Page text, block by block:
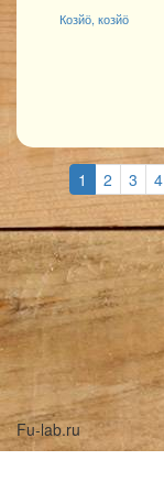
Козйӧ, козйӧ
1 2 3 4
Fu-lab.ru